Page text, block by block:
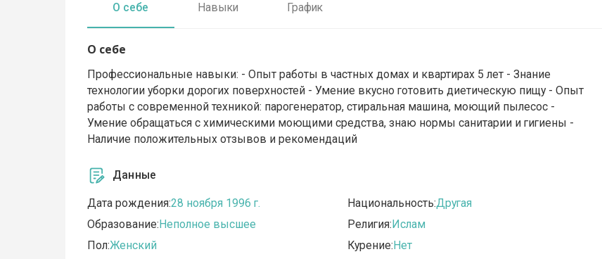
О себе Навыки График
О себе
Профессиональные навыки: - Опыт работы в частных домах и квартирах 5 лет - Знание
технологии уборки дорогих поверхностей - Умение вкусно готовить диетическую пищу - Опыт
работы с современной техникой: парогенератор, стиральная машина, моющий пылесос -
Умение обращаться с химическими моющими средства, знаю нормы санитарии и гигиены -
Наличие положительных отзывов и рекомендаций
Данные
Дата рождения:28 ноября 1996 г.
Образование:Неполное высшее
Пол:Женский
Национальность:Другая
Религия:Ислам
Курение:Нет